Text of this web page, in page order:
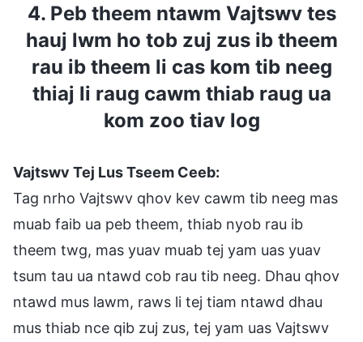
4. Peb theem ntawm Vajtswv tes
hauj lwm ho tob zuj zus ib theem
rau ib theem li cas kom tib neeg
thiaj li raug cawm thiab raug ua
kom zoo tiav log
Vajtswv Tej Lus Tseem Ceeb:
Tag nrho Vajtswv qhov kev cawm tib neeg mas
muab faib ua peb theem, thiab nyob rau ib
theem twg, mas yuav muab tej yam uas yuav
tsum tau ua ntawd cob rau tib neeg. Dhau qhov
ntawd mus lawm, raws li tej tiam ntawd dhau
mus thiab nce qib zuj zus, tej yam uas Vajtswv